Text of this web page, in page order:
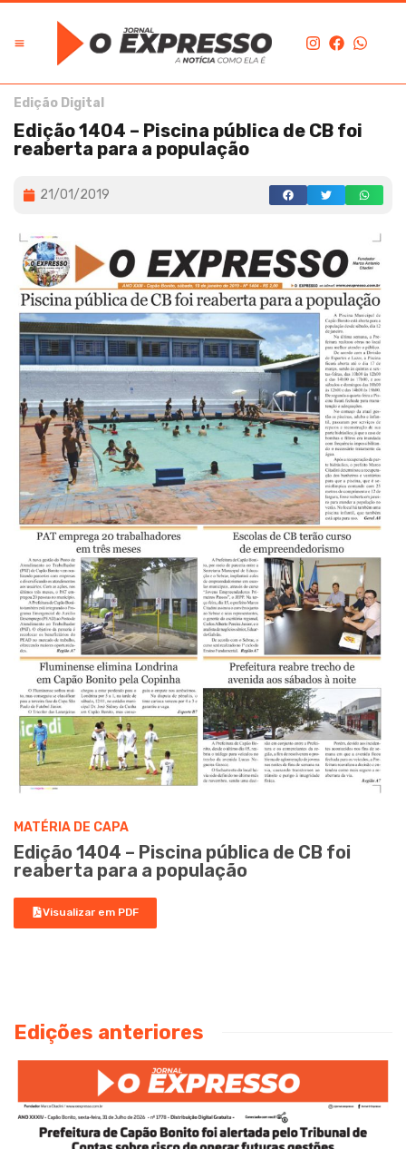
Edição Digital
Edição 1404 – Piscina pública de CB foi
reaberta para a população
21/01/2019
MATÉRIA DE CAPA
Edição 1404 – Piscina pública de CB foi
reaberta para a população
Visualizar em PDF
Edições anteriores